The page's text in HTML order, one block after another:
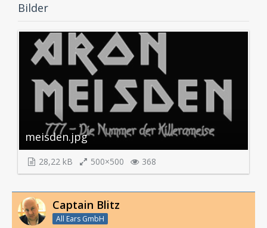
Bilder
meisden.jpg
28,22 kB 500×500 368
Captain Blitz
All Ears GmbH